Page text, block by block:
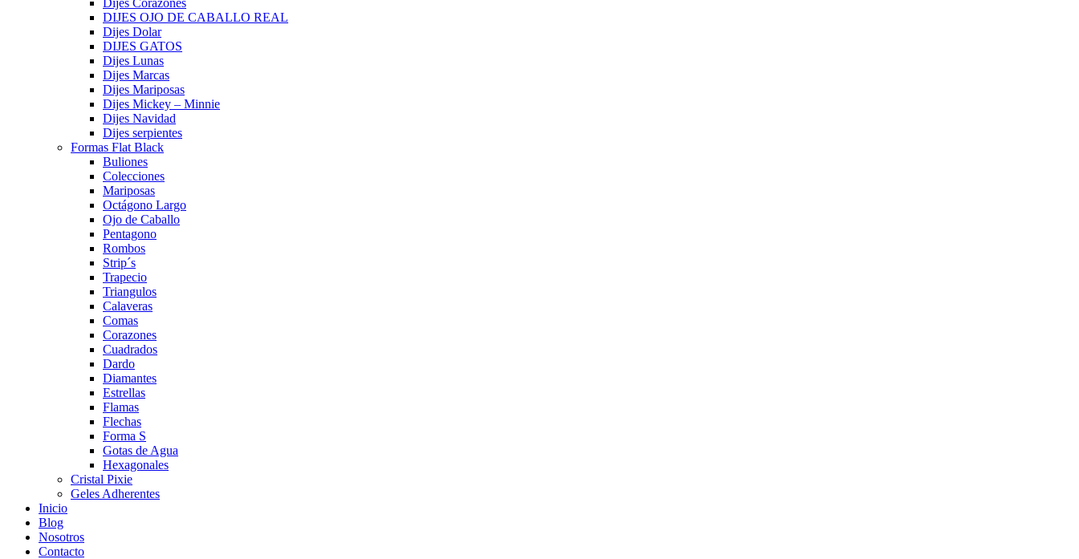
Dijes Corazones
DIJES OJO DE CABALLO REAL
Dijes Dolar
DIJES GATOS
Dijes Lunas
Dijes Marcas
Dijes Mariposas
Dijes Mickey – Minnie
Dijes Navidad
Dijes serpientes
Formas Flat Black
Buliones
Colecciones
Mariposas
Octágono Largo
Ojo de Caballo
Pentagono
Rombos
Strip´s
Trapecio
Triangulos
Calaveras
Comas
Corazones
Cuadrados
Dardo
Diamantes
Estrellas
Flamas
Flechas
Forma S
Gotas de Agua
Hexagonales
Cristal Pixie
Geles Adherentes
Inicio
Blog
Nosotros
Contacto